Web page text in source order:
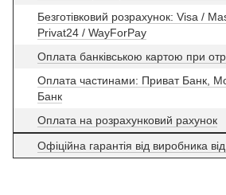
Безготівковий розрахунок: Visa /
Privat24 / WayForPay
Оплата банківською картою при
Оплата частинами: Приват Банк,
Банк
Оплата на розрахунковий рахунок
Офіційна гарантія від виробника